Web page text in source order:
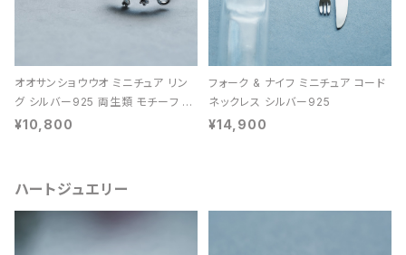
オオサンショウウオ ミニチュア リン
グ シルバー925 両生類 モチーフ レ
ディース ユニセックス
¥10,800
フォーク & ナイフ ミニチュア コード
ネックレス シルバー925
¥14,900
ハートジュエリー